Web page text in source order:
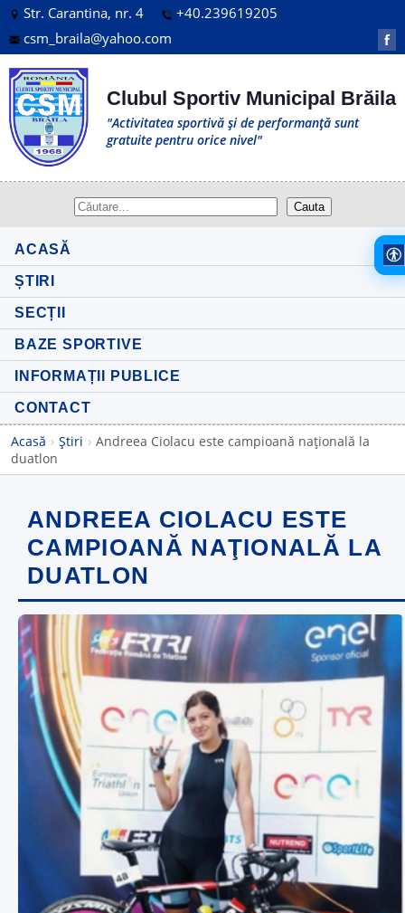
Str. Carantina, nr. 4
+40.239619205
csm_braila@yahoo.com
f
Clubul Sportiv Municipal Brăila
"Activitatea sportivă și de performanță sunt
gratuite pentru orice nivel"
ACASĂ
ȘTIRI
SECȚII
BAZE SPORTIVE
INFORMAȚII PUBLICE
CONTACT
Acasă › Știri › Andreea Ciolacu este campioană naţională la
duatlon
ANDREEA CIOLACU ESTE
CAMPIOANĂ NAŢIONALĂ LA
DUATLON